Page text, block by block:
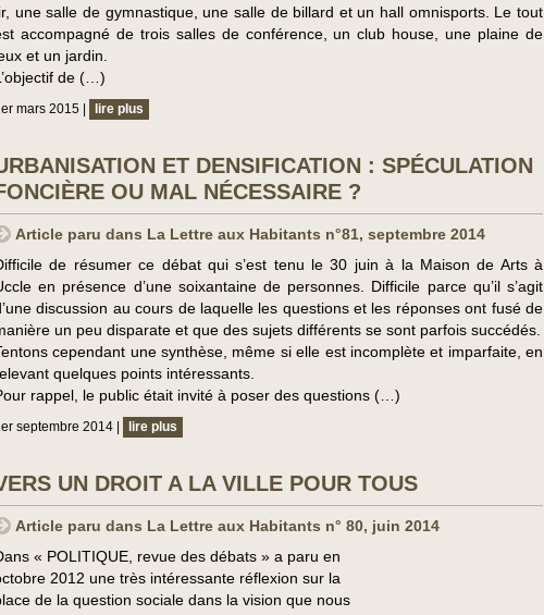
une salle de gymnastique, une salle de billard et un hall omnisports. Le tout
accompagné de trois salles de conférence, un club house, une plaine de
et un jardin.
de (…)
mars 2015 | lire plus
ET DENSIFICATION : SPÉCULATION
OU MAL NÉCESSAIRE ?
Article paru dans La Lettre aux Habitants n°81, septembre 2014
de résumer ce débat qui s’est tenu le 30 juin à la Maison de Arts à
en présence d’une soixantaine de personnes. Difficile parce qu’il s’agit
discussion au cours de laquelle les questions et les réponses ont fusé de
un peu disparate et que des sujets différents se sont parfois succédés.
cependant une synthèse, même si elle est incomplète et imparfaite, en
quelques points intéressants.
rappel, le public était invité à poser des questions (…)
septembre 2014 | lire plus
UN DROIT A LA VILLE POUR TOUS
Article paru dans La Lettre aux Habitants n° 80, juin 2014
« POLITIQUE, revue des débats » a paru en
2012 une très intéressante réflexion sur la
de la question sociale dans la vision que nous